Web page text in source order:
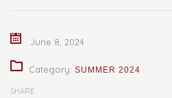
June 8, 2024
Category: SUMMER 2024
SHARE